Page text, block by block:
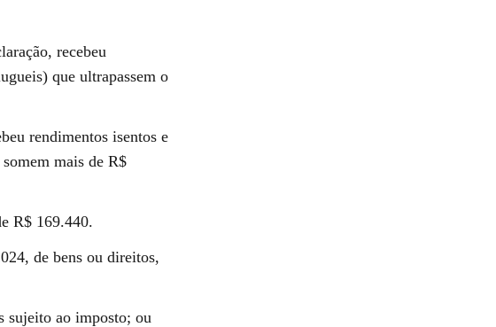
recebeu
que ultrapassem o
rendimentos isentos e
mais de R$
R$ 169.440.
de bens ou direitos,
sujeito ao imposto; ou